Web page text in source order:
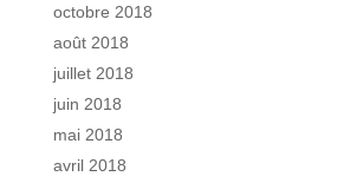
octobre 2018
août 2018
juillet 2018
juin 2018
mai 2018
avril 2018